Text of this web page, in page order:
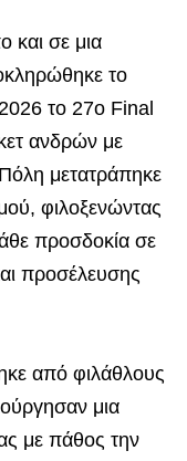
και σε μια
το
το 27ο Final
ανδρών με
μετατράπηκε
φιλοξενώντας
προσδοκία σε
προσέλευσης
από φιλάθλους
μια
με πάθος την